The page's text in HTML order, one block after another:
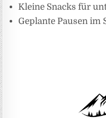
Kleine Snacks für
Geplante Pausen im